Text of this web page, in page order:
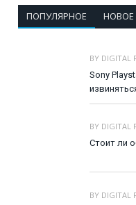
ПОПУЛЯРНОЕ НОВОЕ
BY DIGITAL
Sony
BY DIGITAL
Стоит ли
BY DIGITAL